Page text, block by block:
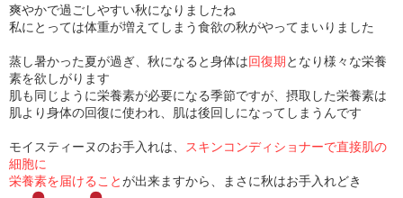
爽やかで過ごしやすい秋になりましたね
私にとっては体重が増えてしまう食欲の秋がやってまいりました
蒸し暑かった夏が過ぎ、秋になると身体は回復期となり様々な栄養
素を欲しがります
肌も同じように栄養素が必要になる季節ですが、摂取した栄養素は
肌より身体の回復に使われ、肌は後回しになってしまうんです
モイスティーヌのお手入れは、 スキンコンディショナーで直接肌の
細胞に
栄養素を届けることが出来ますから、まさに秋はお手入れどき